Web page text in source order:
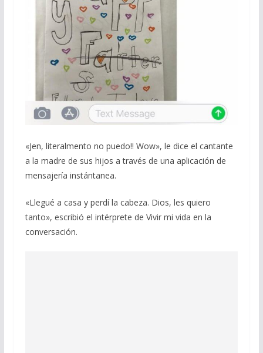
«Jen, literalmento no puedo!! Wow», le dice el cantante
a la madre de sus hijos a través de una aplicación de
mensajería instántanea.
«Llegué a casa y perdí la cabeza. Dios, les quiero
tanto», escribió el intérprete de Vivir mi vida en la
conversación.